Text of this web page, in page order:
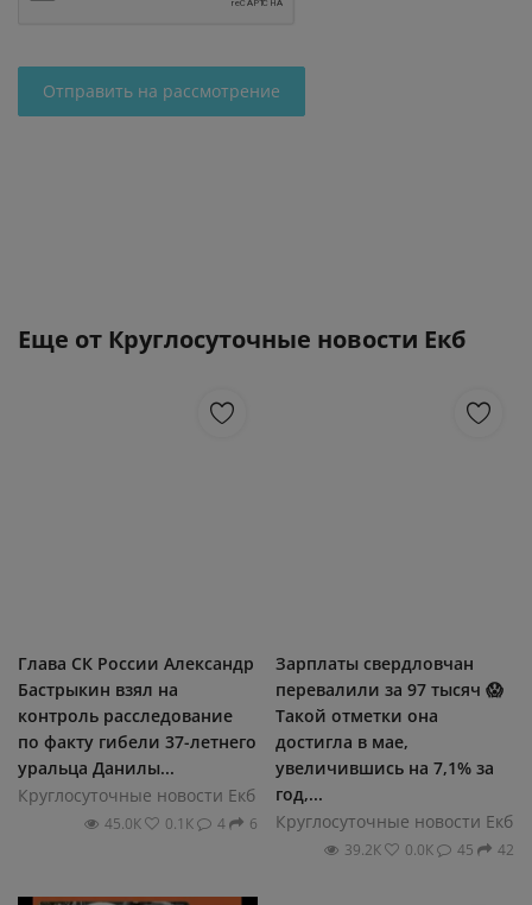
Отправить на рассмотрение
Еще от Круглосуточные новости Екб
Глава СК России Александр
Бастрыкин взял на
контроль расследование
по факту гибели 37-летнего
уральца Данилы...
Круглосуточные новости Екб
45.0К 0.1К 4 6
Зарплаты свердловчан
перевалили за 97 тысяч 😱
Такой отметки она
достигла в мае,
увеличившись на 7,1% за
год,...
Круглосуточные новости Екб
39.2К 0.0К 45 42